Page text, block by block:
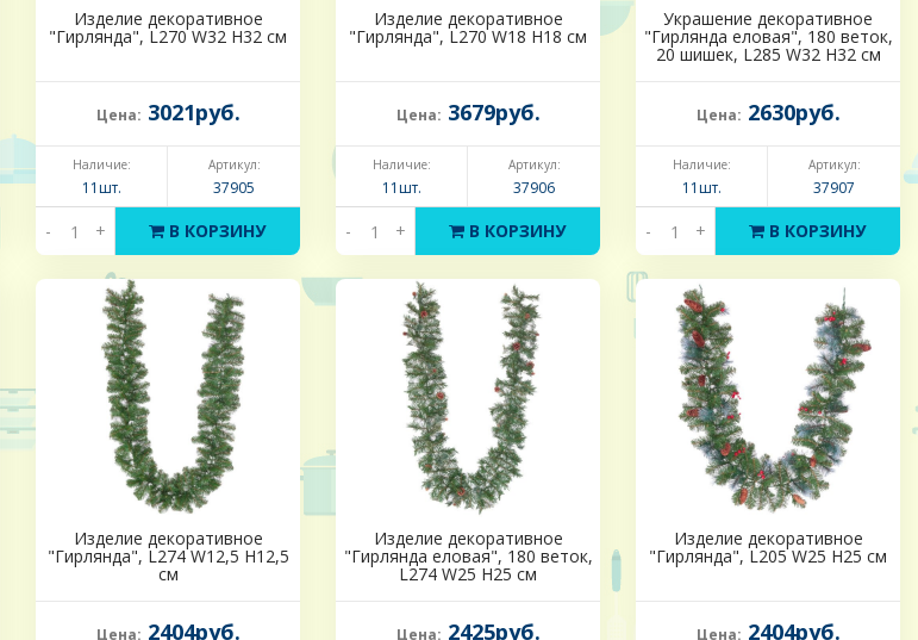
Изделие декоративное
"Гирлянда", L270 W32 H32 см
Цена: 3021руб.
Наличие:
11шт.
Артикул:
37905
- + В КОРЗИНУ
Изделие декоративное
"Гирлянда", L270 W18 H18 см
Цена: 3679руб.
Наличие:
11шт.
Артикул:
37906
- + В КОРЗИНУ
Украшение декоративное
"Гирлянда еловая", 180 веток,
20 шишек, L285 W32 H32 см
Цена: 2630руб.
Наличие:
11шт.
Артикул:
37907
- + В КОРЗИНУ
Изделие декоративное
"Гирлянда", L274 W12,5 H12,5
см
Цена: 2404руб.
Изделие декоративное
"Гирлянда еловая", 180 веток,
L274 W25 H25 см
Цена: 2425руб.
Изделие декоративное
"Гирлянда", L205 W25 H25 см
Цена: 2404руб.